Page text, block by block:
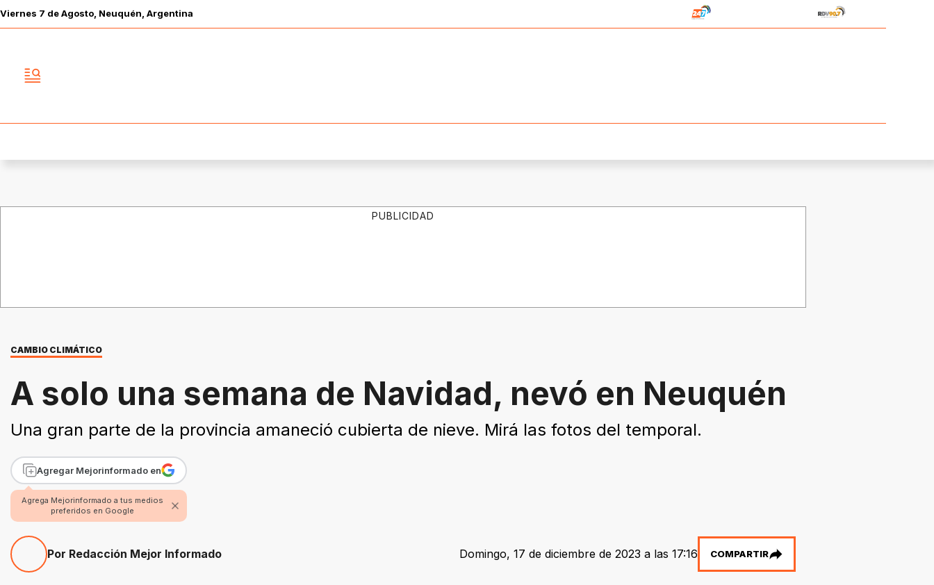
Viernes 7 deAgosto , Neuquén, Argentina
PUBLICIDAD
CAMBIO CLIMÁTICO
A solo una semana de Navidad, nevó en Neuquén
Una gran parte de la provincia amaneció cubierta de nieve. Mirá las fotos del temporal.
Agregar Mejorinformado en
Agrega Mejorinformado a tus medios
preferidos en Google
Por Redacción Mejor Informado Domingo, 17 de diciembre de 2023 a las 17:16 COMPARTIR